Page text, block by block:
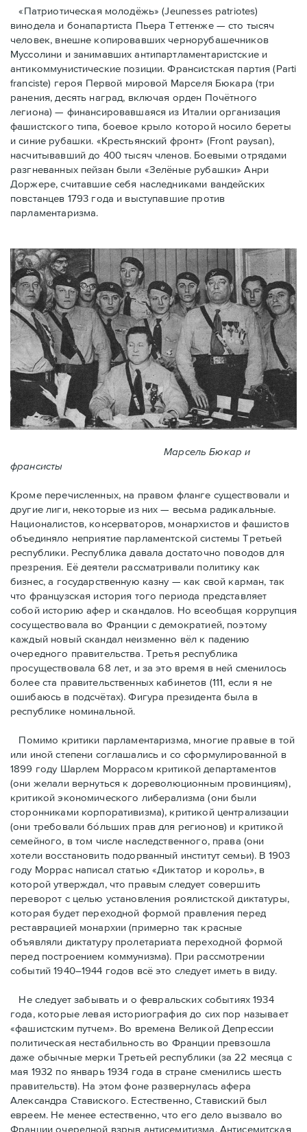
«Патриотическая молодёжь» (Jeunesses patriotes)
винодела и бонапартиста Пьера Тeттенже — cто тысяч
человек, внешне копировавших чернорубашечников
Муссолини и занимавших антипартламентаристские и
антикоммунистические позиции. Франсистская партия (Parti
franciste) героя Первой мировой Марселя Бюкара (три
ранения, десять наград, включая орден Почётного
легиона) — финансировавшаяся из Италии организация
фашистского типа, боевое крыло которой носило береты
и синие рубашки. «Крестьянский фронт» (Front paysan),
насчитывавший до 400 тысяч членов. Боевыми отрядами
разгневанных пейзан были «Зелёные рубашки» Анри
Доржере, считавшие себя наследниками вандейских
повстанцев 1793 года и выступавшие против
парламентаризма.
Марсель Бюкар и
франсисты
Кроме перечисленных, на правом фланге существовали и
другие лиги, некоторые из них — весьма радикальные.
Националистов, консерваторов, монархистов и фашистов
объединяло неприятие парламентской системы Третьей
республики. Республика давала достаточно поводов для
презрения. Её деятели рассматривали политику как
бизнес, а государственную казну — как свой карман, так
что французская история того периода представляет
собой историю афер и скандалов. Но всеобщая коррупция
сосуществовала во Франции с демократией, поэтому
каждый новый скандал неизменно вёл к падению
очередного правительства. Третья республика
просуществовала 68 лет, и за это время в ней сменилось
более ста правительственных кабинетов (111, если я не
ошибаюсь в подсчётах). Фигура президента была в
республике номинальной.
Помимо критики парламентаризма, многие правые в той
или иной степени соглашались и со сформулированной в
1899 году Шарлем Моррасом критикой департаментов
(они желали вернуться к дореволюционным провинциям),
критикой экономического либерализма (они были
сторонниками корпоративизма), критикой централизации
(они требовали бóльших прав для регионов) и критикой
семейного, в том числе наследственного, права (они
хотели восстановить подорванный институт семьи). В 1903
году Моррас написал статью «Диктатор и король», в
которой утверждал, что правым следует совершить
переворот с целью установления роялистской диктатуры,
которая будет переходной формой правления перед
реставрацией монархии (примерно так красные
объявляли диктатуру пролетариата переходной формой
перед построением коммунизма). При рассмотрении
событий 1940–1944 годов всё это следует иметь в виду.
Не следует забывать и о февральских событиях 1934
года, которые левая историография до сих пор называет
«фашистским путчем». Во времена Великой Депрессии
политическая нестабильность во Франции превзошла
даже обычные мерки Третьей республики (за 22 месяца с
мая 1932 по январь 1934 года в стране сменились шесть
правительств). На этом фоне развернулась афера
Александра Ставиского. Естественно, Ставиский был
евреем. Не менее естественно, что его дело вызвало во
Франции очередной взрыв антисемитизма. Антисемитская